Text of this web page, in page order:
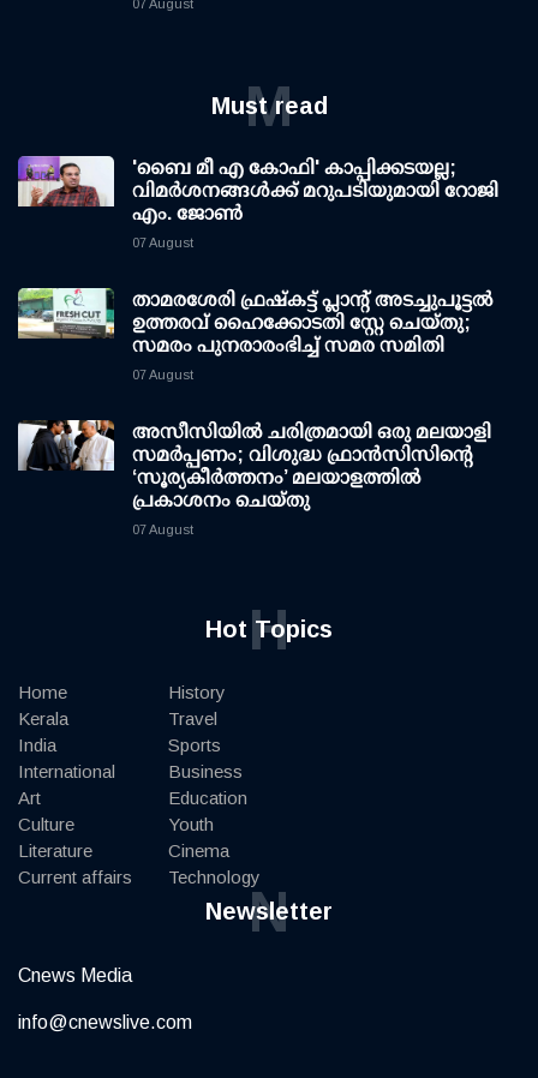
07 August
Must read
M
'ബൈ മീ എ കോഫി' കാപ്പിക്കടയല്ല;
വിമര്‍ശനങ്ങള്‍ക്ക് മറുപടിയുമായി റോജി
എം. ജോണ്‍
07 August
താമരശേരി ഫ്രഷ്കട്ട് പ്ലാന്റ് അടച്ചുപൂട്ടൽ
ഉത്തരവ് ഹൈക്കോടതി സ്റ്റേ ചെയ്തു;
സമരം പുനരാരംഭിച്ച് സമര സമിതി
07 August
അസീസിയിൽ ചരിത്രമായി ഒരു മലയാളി
സമർപ്പണം; വിശുദ്ധ ഫ്രാൻസിസിന്റെ
‘സൂര്യകീർത്തനം’ മലയാളത്തിൽ
പ്രകാശനം ചെയ്തു
07 August
Hot Topics
H
Home
Kerala
India
International
Art
Culture
Literature
Current affairs
History
Travel
Sports
Business
Education
Youth
Cinema
Technology
Newsletter
N
Cnews Media
info@cnewslive.com